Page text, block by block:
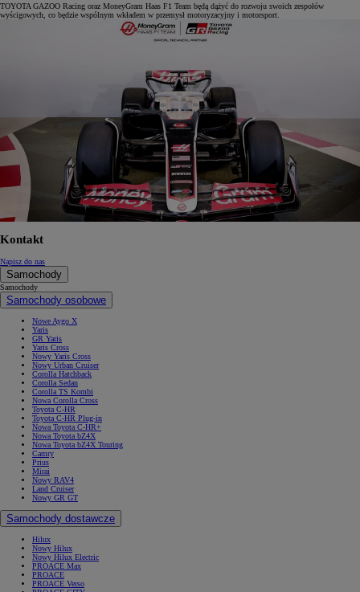
TOYOTA GAZOO Racing oraz MoneyGram Haas F1 Team będą dążyć do rozwoju swoich zespołów
wyścigowych, co będzie wspólnym wkładem w przemysł motoryzacyjny i motorsport.
Kontakt
Napisz do nas
Samochody
Samochody
Samochody osobowe
Nowe Aygo X
Yaris
GR Yaris
Yaris Cross
Nowy Yaris Cross
Nowy Urban Cruiser
Corolla Hatchback
Corolla Sedan
Corolla TS Kombi
Nowa Corolla Cross
Toyota C-HR
Toyota C-HR Plug-in
Nowa Toyota C-HR+
Nowa Toyota bZ4X
Nowa Toyota bZ4X Touring
Camry
Prius
Mirai
Nowy RAV4
Land Cruiser
Nowy GR GT
Samochody dostawcze
Hilux
Nowy Hilux
Nowy Hilux Electric
PROACE Max
PROACE
PROACE Verso